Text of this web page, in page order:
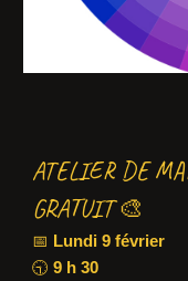
ATELIER DE
GRATUIT🎨
📅 Lundi 9 février
🕤9 h 30